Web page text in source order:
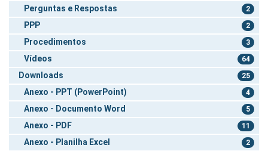
Perguntas e Respostas 2
PPP 2
Procedimentos 3
Vídeos 64
Downloads 25
Anexo - PPT (PowerPoint) 4
Anexo - Documento Word 5
Anexo - PDF 11
Anexo - Planilha Excel 2